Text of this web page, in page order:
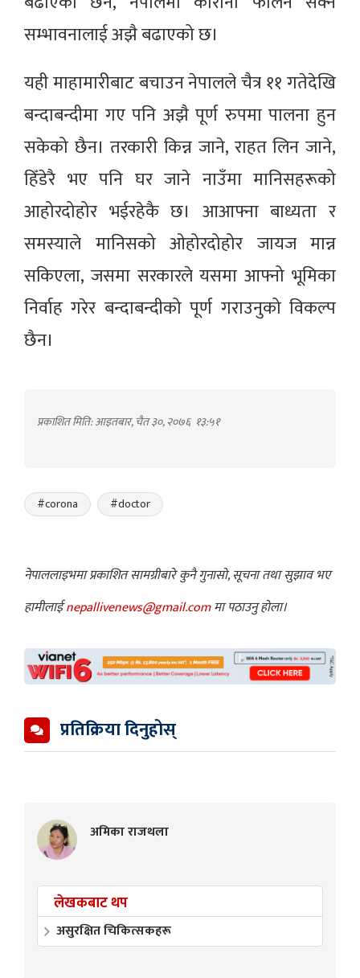
सम्भावनालाई अझै बढाएको छ।
यही माहामारीबाट बचाउन नेपालले चैत्र ११ गतेदेखि
बन्दाबन्दीमा गए पनि अझै पूर्ण रुपमा पालना हुन
सकेको छैन। तरकारी किन्न जाने, राहत लिन जाने,
हिँडेरै भए पनि घर जाने नाउँमा मानिसहरूको
आहोरदोहोर भईरहेकै छ। आआफ्ना बाध्यता र
समस्याले मानिसको ओहोरदोहोर जायज मान्न
सकिएला, जसमा सरकारले यसमा आफ्नो भूमिका
निर्वाह गरेर बन्दाबन्दीको पूर्ण गराउनुको विकल्प
छैन।
प्रकाशित मिति: आइतबार, चैत ३०, २०७६ १३:५१
#corona #doctor
नेपाललाइभमा प्रकाशित सामग्रीबारे कुनै गुनासो, सूचना तथा सुझाव भए
हामीलाईnepallivenews@gmail.comमा पठाउनु होला।
प्रतिक्रिया दिनुहोस्
अमिका राजथला
लेखकबाट थप
असुरक्षित चिकित्सकहरू